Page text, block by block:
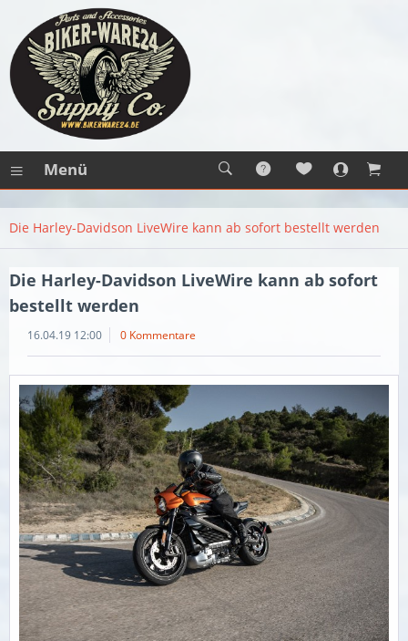
Menü
Die Harley-Davidson LiveWire kann ab sofort bestellt werden
Die Harley-Davidson LiveWire kann ab sofort
bestellt werden
16.04.19 12:00 0 Kommentare